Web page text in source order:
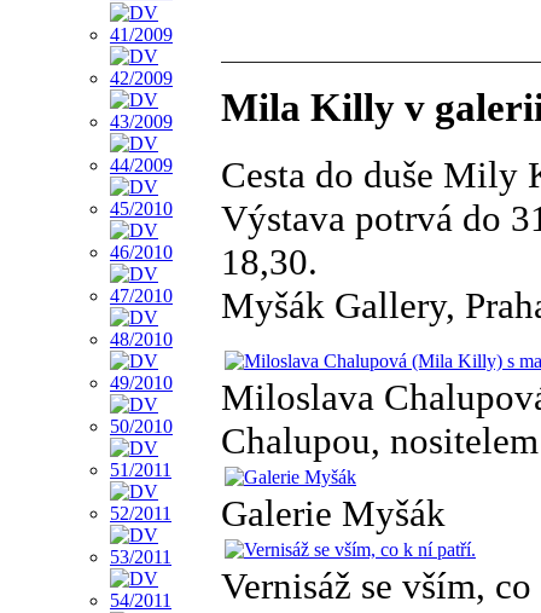
Mila Killy v
Cesta do duše Mily
Výstava potrvá do
18,30.
Myšák Gallery,
Miloslava
Chalupou,
Galerie Myšák
Vernisáž se vším,